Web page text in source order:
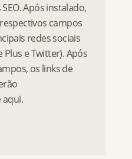
Após instalado,
campos
redes sociais
Plus e Twitter). Após
os links de